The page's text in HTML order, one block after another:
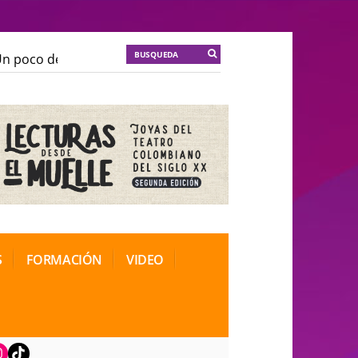
de locura para la cordura
de Teatro Rosa
FORMACIÓN VIDEO
TikTok